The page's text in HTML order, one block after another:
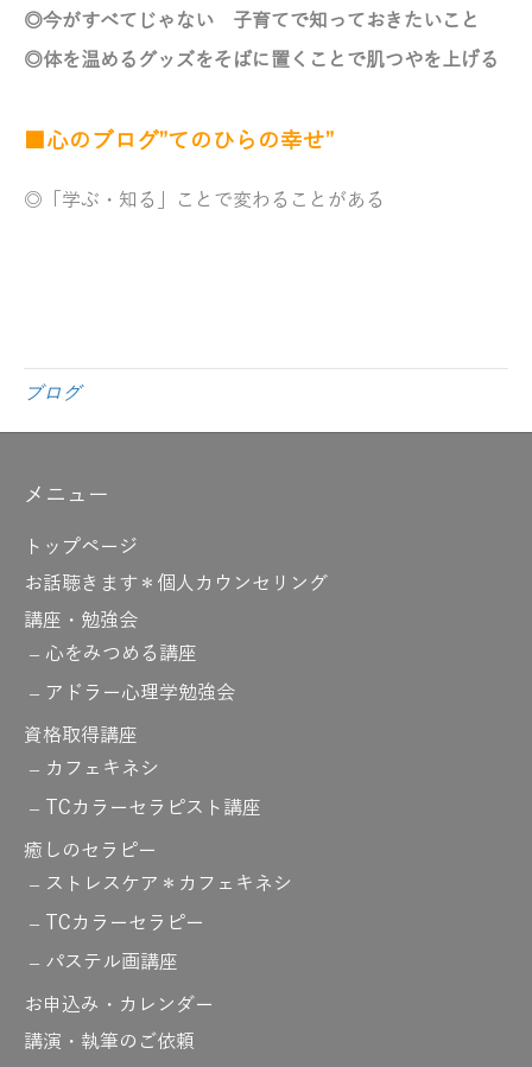
◎今がすべてじゃない 子育てで知っておきたいこと
◎体を温めるグッズをそばに置くことで肌つやを上げる
■心のブログ”てのひらの幸せ”
◎「学ぶ・知る」ことで変わることがある
ブログ
メニュー
トップページ
お話聴きます＊個人カウンセリング
講座・勉強会
心をみつめる講座
アドラー心理学勉強会
資格取得講座
カフェキネシ
TCカラーセラピスト講座
癒しのセラピー
ストレスケア＊カフェキネシ
TCカラーセラピー
パステル画講座
お申込み・カレンダー
講演・執筆のご依頼